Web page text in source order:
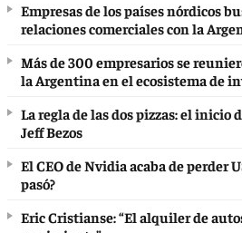
Empresas de los países nórdicos
relaciones comerciales con la
Más de 300 empresarios se
la Argentina en el ecosistema de
La regla de las dos pizzas: el inicio
Jeff Bezos
El CEO de Nvidia acaba de perder
pasó?
Eric Cristianse: “El alquiler de